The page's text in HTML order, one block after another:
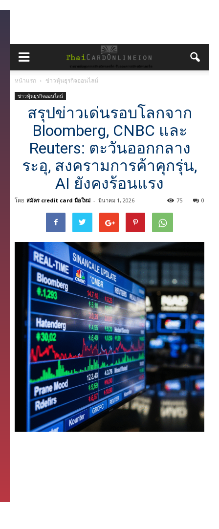
หน้าแรก ข่าวหุ้นธุรกิจออนไลน์
ข่าวหุ้นธุรกิจออนไลน์
สรุปข่าวเด่นรอบโลกจาก
Bloomberg, CNBC และ
Reuters: ตะวันออกกลาง
ระอุ, สงครามการค้าคุกรุ่น,
AI ยังคงร้อนแรง
โดย สมัคร credit card มือใหม่ - มีนาคม 1, 2026 0
75